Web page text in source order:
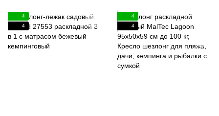
4
4
4
4